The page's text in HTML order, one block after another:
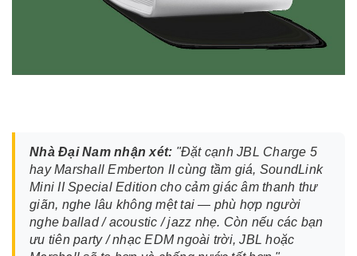
Nhà Đại Nam nhận xét: "Đặt cạnh JBL Charge 5
hay Marshall Emberton II cùng tầm giá, SoundLink
Mini II Special Edition cho cảm giác âm thanh thư
giãn, nghe lâu không mệt tai — phù hợp người
nghe ballad / acoustic / jazz nhẹ. Còn nếu các bạn
ưu tiên party / nhạc EDM ngoài trời, JBL hoặc